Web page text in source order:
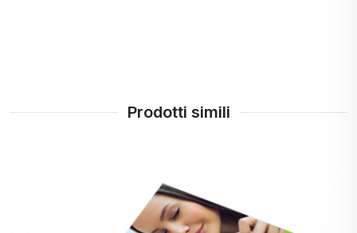
Prodotti simili